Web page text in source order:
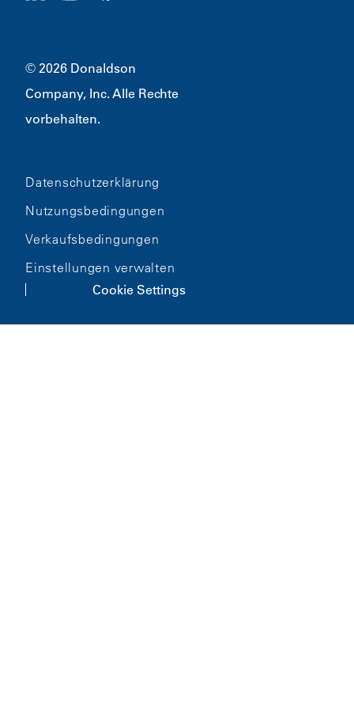
© 2026 Donaldson
Company, Inc. Alle Rechte
vorbehalten.
Datenschutzerklärung
Nutzungsbedingungen
Verkaufsbedingungen
Einstellungen verwalten
Cookie Settings